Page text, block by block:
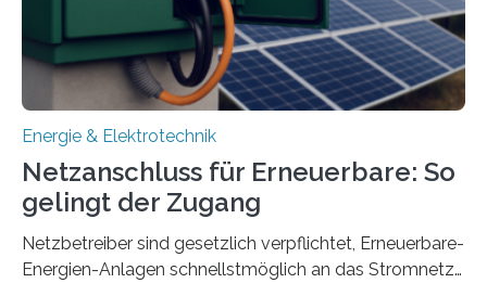
Ministerium für Umwelt, Klima und…
Energie & Elektrotechnik
Netzanschluss für Erneuerbare: So
gelingt der Zugang
Netzbetreiber sind gesetzlich verpflichtet, Erneuerbare-
Energien-Anlagen schnellstmöglich an das Stromnetz